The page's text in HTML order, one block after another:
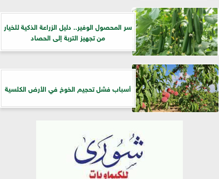
سر المحصول الوفير.. دليل الزراعة الذكية للخيار
من تجهيز التربة إلى الحصاد
أسباب فشل تحجيم الخوخ في الأرض الكلسية